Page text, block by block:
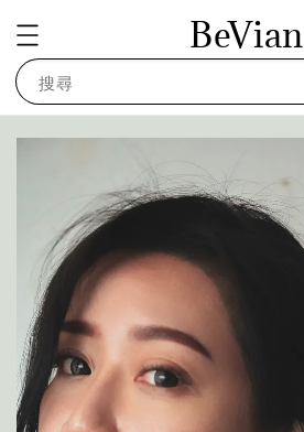
BeVian
搜尋